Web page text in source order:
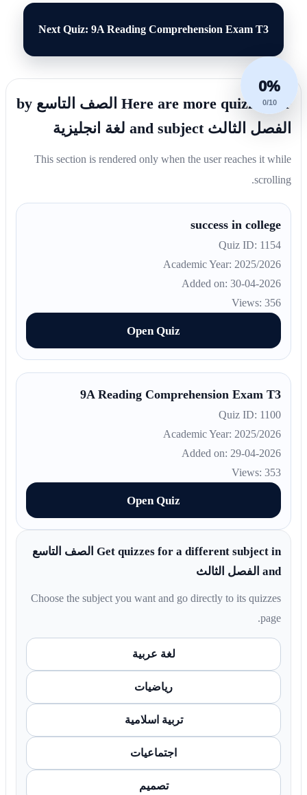
Next Quiz: 9A Reading Comprehension Exam T3
0%
0/10
Here are more quizzes for الصف التاسع by
الفصل الثالث and subject لغة انجليزية
This section is rendered only when the user reaches it while
scrolling.
success in college
Quiz ID: 1154
Academic Year: 2025/2026
Added on: 30-04-2026
Views: 356
Open Quiz
9A Reading Comprehension Exam T3
Quiz ID: 1100
Academic Year: 2025/2026
Added on: 29-04-2026
Views: 353
Open Quiz
Get quizzes for a different subject in الصف التاسع
and الفصل الثالث
Choose the subject you want and go directly to its quizzes
page.
لغة عربية
رياضيات
تربية اسلامية
اجتماعيات
تصميم